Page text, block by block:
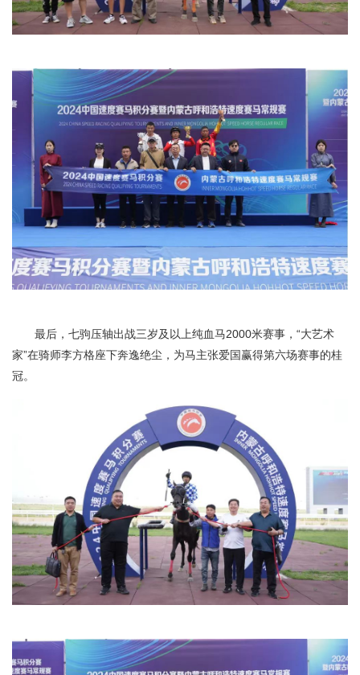
最后，七驹压轴出战三岁及以上纯血马2000米赛事，“大艺术
家”在骑师李方格座下奔逸绝尘，为马主张爱国赢得第六场赛事的桂
冠。